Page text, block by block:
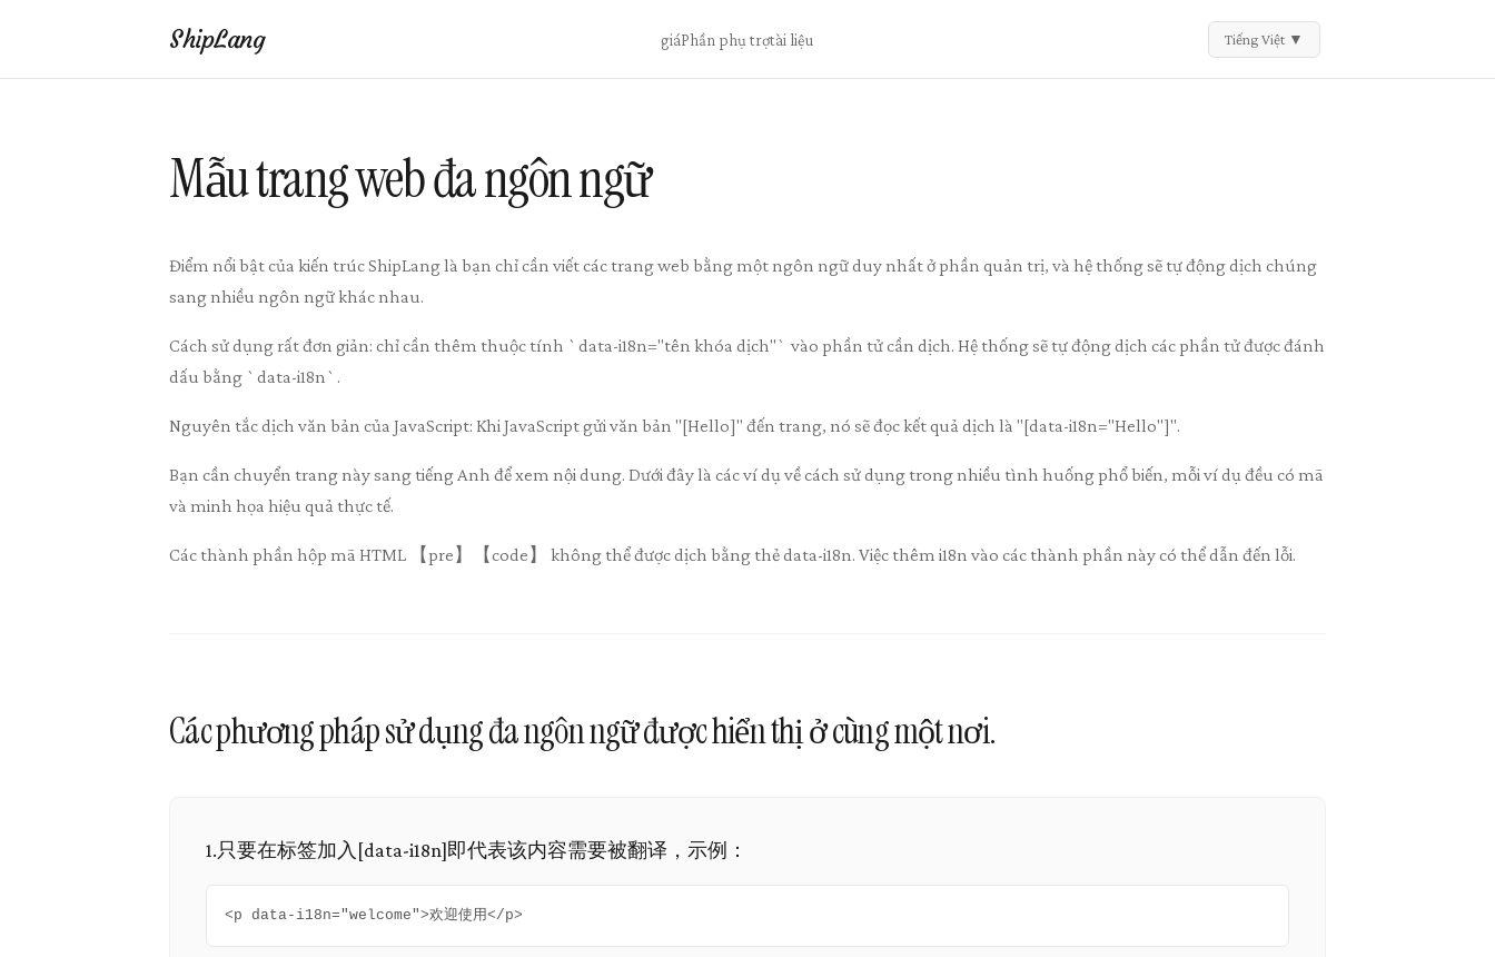
ShipLang giáPhần phụ trợtài liệu Tiếng Việt ▼
Mẫu trang web đa ngôn ngữ
Điểm nổi bật của kiến ​​trúc ShipLang là bạn chỉ cần viết các trang web bằng một ngôn ngữ duy nhất ở phần quản trị, và hệ thống sẽ tự động dịch chúng
sang nhiều ngôn ngữ khác nhau.
Cách sử dụng rất đơn giản: chỉ cần thêm thuộc tính `data-i18n="tên khóa dịch"` vào phần tử cần dịch. Hệ thống sẽ tự động dịch các phần tử được đánh
dấu bằng `data-i18n`.
Nguyên tắc dịch văn bản của JavaScript: Khi JavaScript gửi văn bản "[Hello]" đến trang, nó sẽ đọc kết quả dịch là "[data-i18n="Hello"]".
Bạn cần chuyển trang này sang tiếng Anh để xem nội dung. Dưới đây là các ví dụ về cách sử dụng trong nhiều tình huống phổ biến, mỗi ví dụ đều có mã
và minh họa hiệu quả thực tế.
Các thành phần hộp mã HTML 【pre】【code】 không thể được dịch bằng thẻ data-i18n. Việc thêm i18n vào các thành phần này có thể dẫn đến lỗi.
Các phương pháp sử dụng đa ngôn ngữ được hiển thị ở cùng một nơi.
1.只要在标签加入[data-i18n]即代表该内容需要被翻译，示例：
<p data-i18n="welcome">欢迎使用</p>